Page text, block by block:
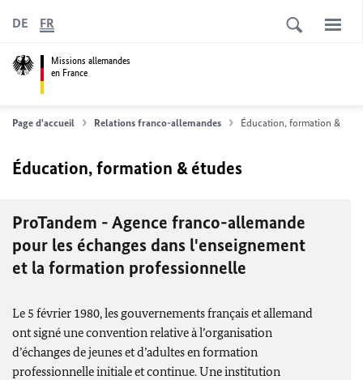
Missions allemandes
en France
DE FR
Page d'accueil Relations franco-allemandes Éducation, formation &
Éducation, formation & études
ProTandem - Agence franco-allemande
pour les échanges dans l'enseignement
et la formation professionnelle
Le 5 février 1980, les gouvernements français et allemand
ont signé une convention relative à l’organisation
d’échanges de jeunes et d’adultes en formation
professionnelle initiale et continue. Une institution